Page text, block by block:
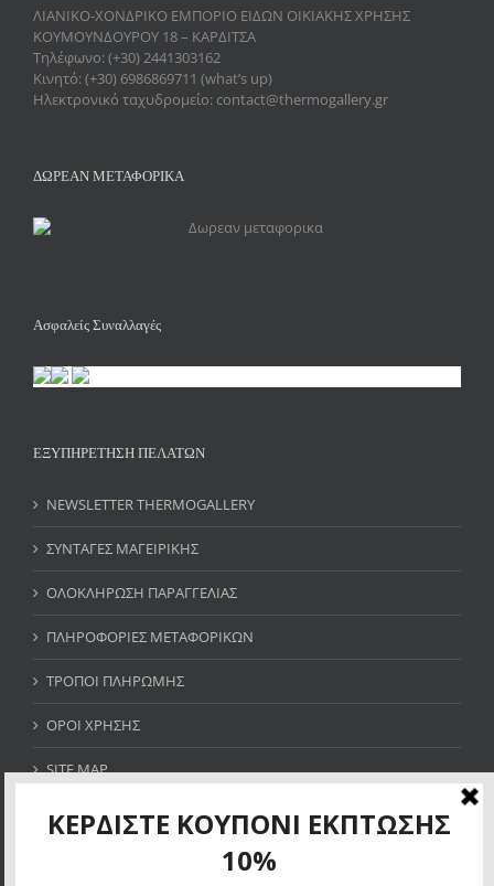
ΛΙΑΝΙΚΟ-ΧΟΝΔΡΙΚΟ ΕΜΠΟΡΙΟ ΕΙΔΩΝ ΟΙΚΙΑΚΗΣ ΧΡΗΣΗΣ
ΚΟΥΜΟΥΝΔΟΥΡΟΥ 18 – ΚΑΡΔΙΤΣΑ
Τηλέφωνο: (+30) 2441303162
Κινητό: (+30) 6986869711 (what’s up)
Ηλεκτρονικό ταχυδρομείο: contact@thermogallery.gr
ΔΩΡΕΑΝ ΜΕΤΑΦΟΡΙΚΑ
Ασφαλείς Συναλλαγές
ΕΞΥΠΗΡΕΤΗΣΗ ΠΕΛΑΤΩΝ
NEWSLETTER THERMOGALLERY
ΣΥΝΤΑΓΕΣ ΜΑΓΕΙΡΙΚΗΣ
ΟΛΟΚΛΗΡΩΣΗ ΠΑΡΑΓΓΕΛΙΑΣ
ΠΛΗΡΟΦΟΡΙΕΣ ΜΕΤΑΦΟΡΙΚΩΝ
ΤΡΟΠΟΙ ΠΛΗΡΩΜΗΣ
ΟΡΟΙ ΧΡΗΣΗΣ
SITE MAP
ΚΕΡΔΙΣΤΕ ΚΟΥΠΟΝΙ ΕΚΠΤΩΣΗΣ 10%